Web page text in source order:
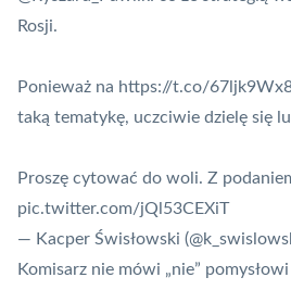
Rosji.
Ponieważ na https://t.co/
taką tematykę, uczciwie dzielę się
Proszę cytować do woli. Z
pic.twitter.com/jQl53CEXiT
— Kacper Świsłowski
Komisarz nie mówi „nie”